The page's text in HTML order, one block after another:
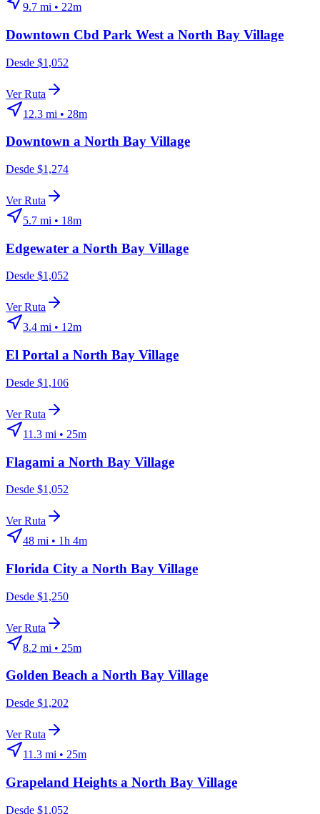
9.7 mi • 22m
Downtown Cbd Park West a North Bay Village
Desde $1,052
Ver Ruta
12.3 mi • 28m
Downtown a North Bay Village
Desde $1,274
Ver Ruta
5.7 mi • 18m
Edgewater a North Bay Village
Desde $1,052
Ver Ruta
3.4 mi • 12m
El Portal a North Bay Village
Desde $1,106
Ver Ruta
11.3 mi • 25m
Flagami a North Bay Village
Desde $1,052
Ver Ruta
48 mi • 1h 4m
Florida City a North Bay Village
Desde $1,250
Ver Ruta
8.2 mi • 25m
Golden Beach a North Bay Village
Desde $1,202
Ver Ruta
11.3 mi • 25m
Grapeland Heights a North Bay Village
Desde $1,052